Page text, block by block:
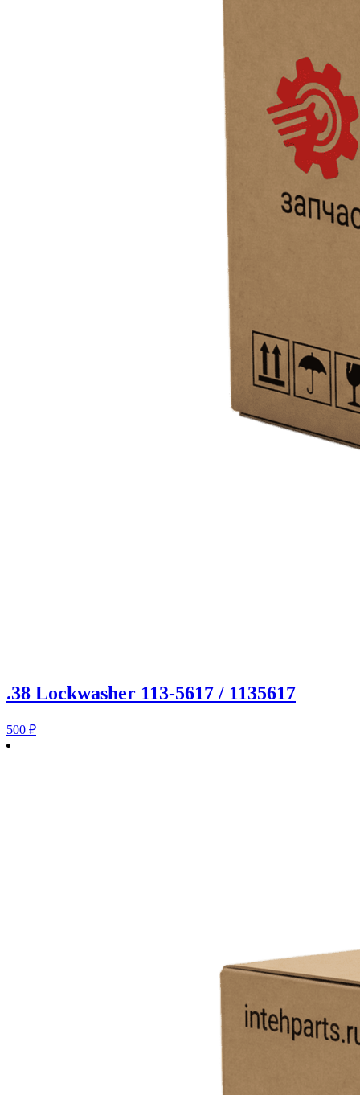
.38 Lockwasher 113-5617 / 1135617
500 ₽